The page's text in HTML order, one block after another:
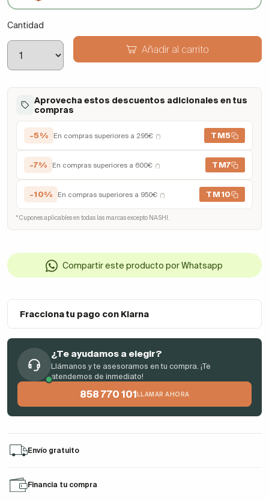
Cantidad
Añadir al carrito
Aprovecha estos descuentos adicionales en tus
compras
-5% En compras superiores a 295€ (*) TM5
-7% En compras superiores a 600€ (*) TM7
-10% En compras superiores a 950€ (*) TM10
* Cupones aplicables en todas las marcas excepto NASHI.
Compartir este producto por Whatsapp
Fracciona tu pago con Klarna
¿Te ayudamos a elegir?
Llámanos y te asesoramos en tu compra. ¡Te
atendemos de inmediato!
858 770 101 LLAMAR AHORA
Envío gratuito
Financia tu compra